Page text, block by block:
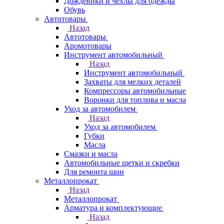
Обувь
Автотовары
Назад
Автотовары
Аромотовары
Инструмент автомобильный
Назад
Инструмент автомобильный
Захваты для мелких деталей
Компрессоры автомобильные
Воронки для топлива и масла
Уход за автомобилем
Назад
Уход за автомобилем
Губки
Масла
Смазки и масла
Автомобильные щетки и скребки
Для ремонта шин
Металлопрокат
Назад
Металлопрокат
Арматура и комплектующие
Назад